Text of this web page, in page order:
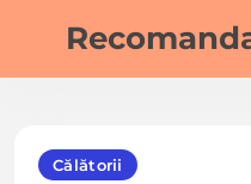
Călătorii